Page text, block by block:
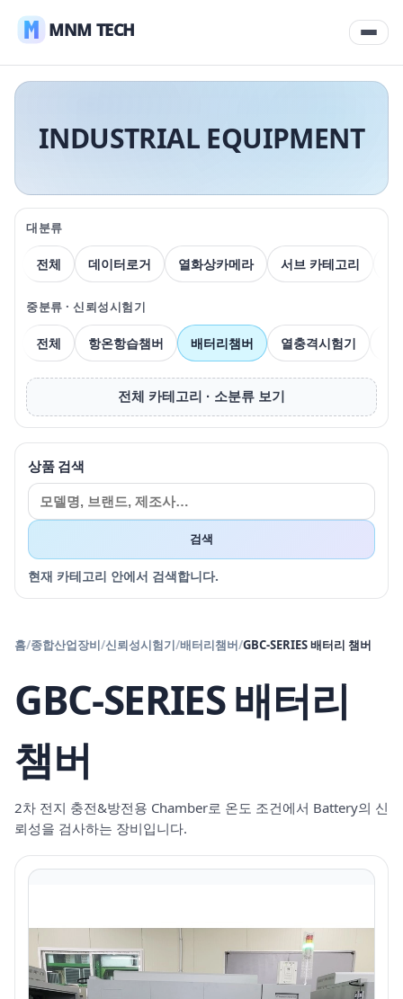
MNM TECH
INDUSTRIAL EQUIPMENT
대분류
전체 데이터로거 열화상카메라 서브 카테고리
중분류 · 신뢰성시험기
전체 항온항습챔버 배터리챔버 열충격시험기
전체 카테고리 · 소분류 보기
상품 검색
검색
현재 카테고리 안에서 검색합니다.
홈/종합산업장비/신뢰성시험기/배터리챔버/GBC-SERIES 배터리 챔버
GBC-SERIES 배터리
챔버
2차 전지 충전&방전용 Chamber로 온도 조건에서 Battery의 신
뢰성을 검사하는 장비입니다.